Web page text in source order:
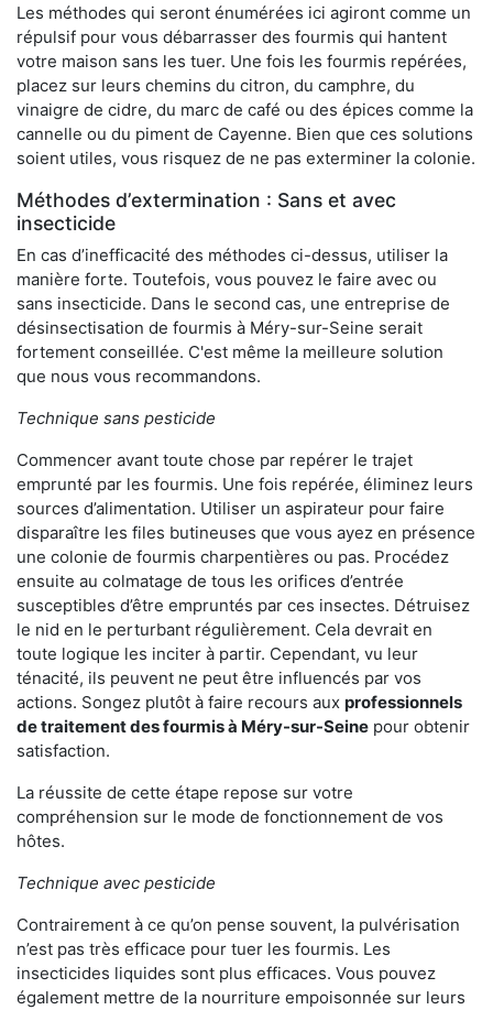
Les méthodes qui seront énumérées ici agiront comme un
répulsif pour vous débarrasser des fourmis qui hantent
votre maison sans les tuer. Une fois les fourmis repérées,
placez sur leurs chemins du citron, du camphre, du
vinaigre de cidre, du marc de café ou des épices comme la
cannelle ou du piment de Cayenne. Bien que ces solutions
soient utiles, vous risquez de ne pas exterminer la colonie.
Méthodes d’extermination : Sans et avec
insecticide
En cas d’inefficacité des méthodes ci-dessus, utiliser la
manière forte. Toutefois, vous pouvez le faire avec ou
sans insecticide. Dans le second cas, une entreprise de
désinsectisation de fourmis à Méry-sur-Seine serait
fortement conseillée. C'est même la meilleure solution
que nous vous recommandons.
Technique sans pesticide
Commencer avant toute chose par repérer le trajet
emprunté par les fourmis. Une fois repérée, éliminez leurs
sources d’alimentation. Utiliser un aspirateur pour faire
disparaître les files butineuses que vous ayez en présence
une colonie de fourmis charpentières ou pas. Procédez
ensuite au colmatage de tous les orifices d’entrée
susceptibles d’être empruntés par ces insectes. Détruisez
le nid en le perturbant régulièrement. Cela devrait en
toute logique les inciter à partir. Cependant, vu leur
ténacité, ils peuvent ne peut être influencés par vos
actions. Songez plutôt à faire recours aux professionnels
de traitement des fourmis à Méry-sur-Seine pour obtenir
satisfaction.
La réussite de cette étape repose sur votre
compréhension sur le mode de fonctionnement de vos
hôtes.
Technique avec pesticide
Contrairement à ce qu’on pense souvent, la pulvérisation
n’est pas très efficace pour tuer les fourmis. Les
insecticides liquides sont plus efficaces. Vous pouvez
également mettre de la nourriture empoisonnée sur leurs